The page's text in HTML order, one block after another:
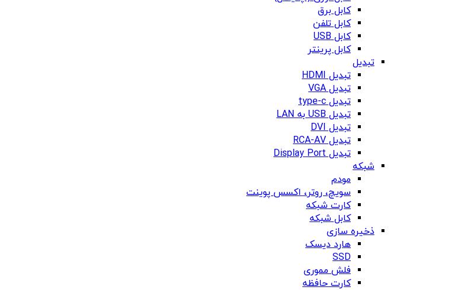
کابل برق
کابل تلفن
کابل USB
کابل پرینتر
تبدیل
تبدیل HDMI
تبدیل VGA
تبدیل type-c
تبدیل USB به LAN
تبدیل DVI
تبدیل RCA-AV
تبدیل Display Port
شبکه
مودم
سویچ، روتر، اکسس پوینت
کارت شبکه
کابل شبکه
ذخیره سازی
هارد دیسک
SSD
فلش مموری
کارت حافظه